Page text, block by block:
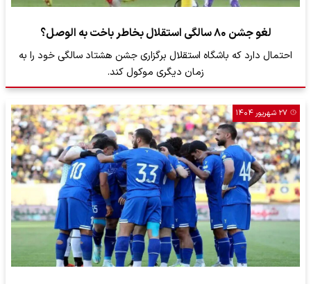
لغو جشن ۸۰ سالگی استقلال بخاطر باخت به الوصل؟
احتمال دارد که باشگاه استقلال برگزاری جشن هشتاد سالگی خود را به
زمان دیگری موکول کند.
۲۷ شهریور ۱۴۰۴